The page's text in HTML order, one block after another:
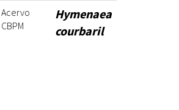
Acervo
CBPM
Hymenaea
courbaril